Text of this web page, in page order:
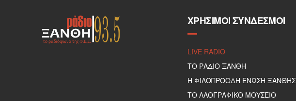
ΧΡΉΣΙΜΟΙ ΣΎΝΔΕΣΜΟΙ
LIVE RADIO
ΤΟ ΡΑΔΙΟ ΞΑΝΘΗ
Η ΦΙΛΟΠΡΟΟΔΗ ΕΝΩΣΗ ΞΑΝΘΗΣ
ΤΟ ΛΑΟΓΡΑΦΙΚΟ ΜΟΥΣΕΙΟ